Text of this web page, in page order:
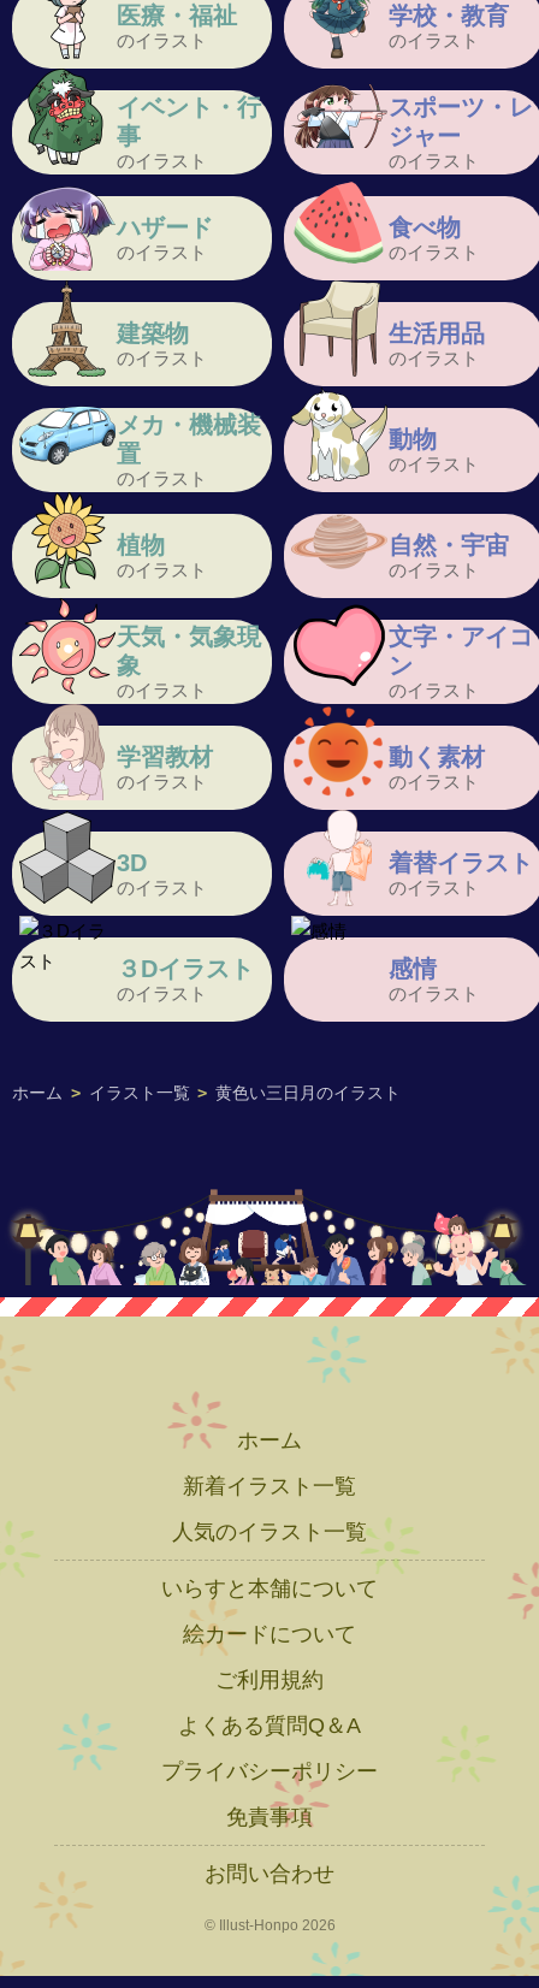
ホーム > イラスト一覧 > 黄色い三日月のイラスト
医療・福祉
のイラスト
学校・教育
のイラスト
イベント・行
事
のイラスト
スポーツ・レ
ジャー
のイラスト
ハザード
のイラスト
食べ物
のイラスト
建築物
のイラスト
生活用品
のイラスト
メカ・機械装
置
のイラスト
動物
のイラスト
植物
のイラスト
自然・宇宙
のイラスト
天気・気象現
象
のイラスト
文字・アイコ
ン
のイラスト
学習教材
のイラスト
動く素材
のイラスト
3D
のイラスト
着替イラスト
のイラスト
３Dイラスト
のイラスト
感情
のイラスト
ホーム
新着イラスト一覧
人気のイラスト一覧
いらすと本舗について
絵カードについて
ご利用規約
よくある質問Q＆A
プライバシーポリシー
免責事項
お問い合わせ
© Illust-Honpo 2026